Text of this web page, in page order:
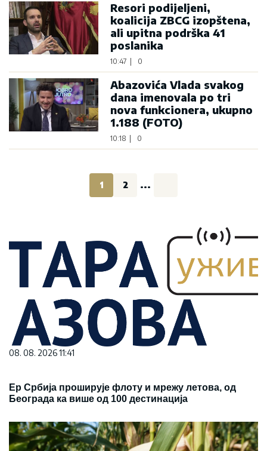
Resori podijeljeni,
koalicija ZBCG izopštena,
ali upitna podrška 41
poslanika
10:47 0
Abazovića Vlada svakog
dana imenovala po tri
nova funkcionera, ukupno
1.188 (FOTO)
10:18 0
1 2 ...
08. 08. 2026 11:41
Ер Србија проширује флоту и мрежу летова, од
Београда ка више од 100 дестинација